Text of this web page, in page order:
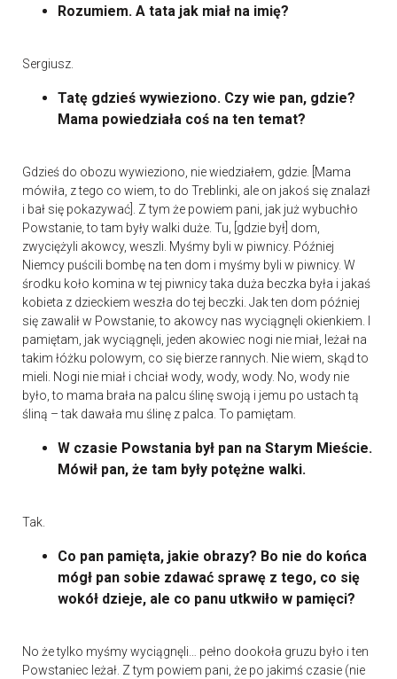
Rozumiem. A tata jak miał na imię?
Sergiusz.
Tatę gdzieś wywieziono. Czy wie pan, gdzie?
Mama powiedziała coś na ten temat?
Gdzieś do obozu wywieziono, nie wiedziałem, gdzie. [Mama
mówiła, z tego co wiem, to do Treblinki, ale on jakoś się znalazł
i bał się pokazywać]. Z tym że powiem pani, jak już wybuchło
Powstanie, to tam były walki duże. Tu, [gdzie był] dom,
zwyciężyli akowcy, weszli. Myśmy byli w piwnicy. Później
Niemcy puścili bombę na ten dom i myśmy byli w piwnicy. W
środku koło komina w tej piwnicy taka duża beczka była i jakaś
kobieta z dzieckiem weszła do tej beczki. Jak ten dom później
się zawalił w Powstanie, to akowcy nas wyciągnęli okienkiem. I
pamiętam, jak wyciągnęli, jeden akowiec nogi nie miał, leżał na
takim łóżku polowym, co się bierze rannych. Nie wiem, skąd to
mieli. Nogi nie miał i chciał wody, wody, wody. No, wody nie
było, to mama brała na palcu ślinę swoją i jemu po ustach tą
śliną – tak dawała mu ślinę z palca. To pamiętam.
W czasie Powstania był pan na Starym Mieście.
Mówił pan, że tam były potężne walki.
Tak.
Co pan pamięta, jakie obrazy? Bo nie do końca
mógł pan sobie zdawać sprawę z tego, co się
wokół dzieje, ale co panu utkwiło w pamięci?
No że tylko myśmy wyciągnęli… pełno dookoła gruzu było i ten
Powstaniec leżał. Z tym powiem pani, że po jakimś czasie (nie